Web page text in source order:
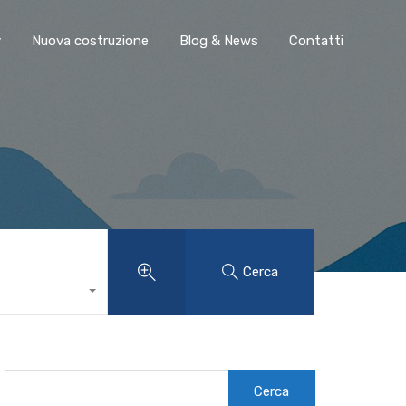
Nuova costruzione Blog & News Contatti
Cerca